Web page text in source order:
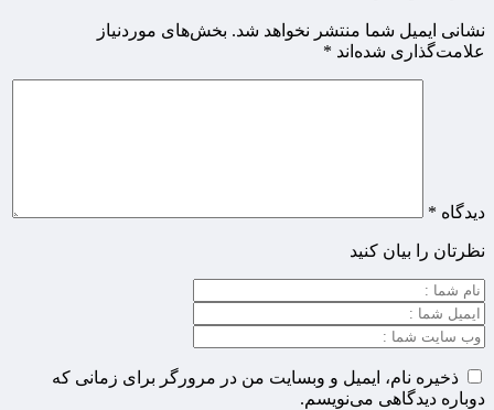
نشانی ایمیل شما منتشر نخواهد شد. بخش‌های موردنیاز
علامت‌گذاری شده‌اند *
دیدگاه *
نظرتان را بیان کنید
ذخیره نام، ایمیل و وبسایت من در مرورگر برای زمانی که
دوباره دیدگاهی می‌نویسم.